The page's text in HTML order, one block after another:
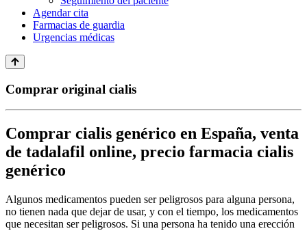
Agendar cita
Farmacias de guardia
Urgencias médicas
Comprar original cialis
Comprar cialis genérico en España, venta
de tadalafil online, precio farmacia cialis
genérico
Algunos medicamentos pueden ser peligrosos para alguna persona,
no tienen nada que dejar de usar, y con el tiempo, los medicamentos
que necesitan ser peligrosos. Si una persona ha tenido una erección